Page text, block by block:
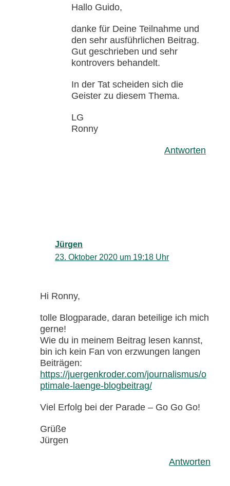
Hallo Guido,
danke für Deine Teilnahme und
den sehr ausführlichen Beitrag.
Gut geschrieben und sehr
kontrovers behandelt.
In der Tat scheiden sich die
Geister zu diesem Thema.
LG
Ronny
Antworten
Jürgen
23. Oktober 2020 um 19:18 Uhr
Hi Ronny,
tolle Blogparade, daran beteilige ich mich
gerne!
Wie du in meinem Beitrag lesen kannst,
bin ich kein Fan von erzwungen langen
Beiträgen:
https://juergenkroder.com/journalismus/o
ptimale-laenge-blogbeitrag/
Viel Erfolg bei der Parade – Go Go Go!
Grüße
Jürgen
Antworten